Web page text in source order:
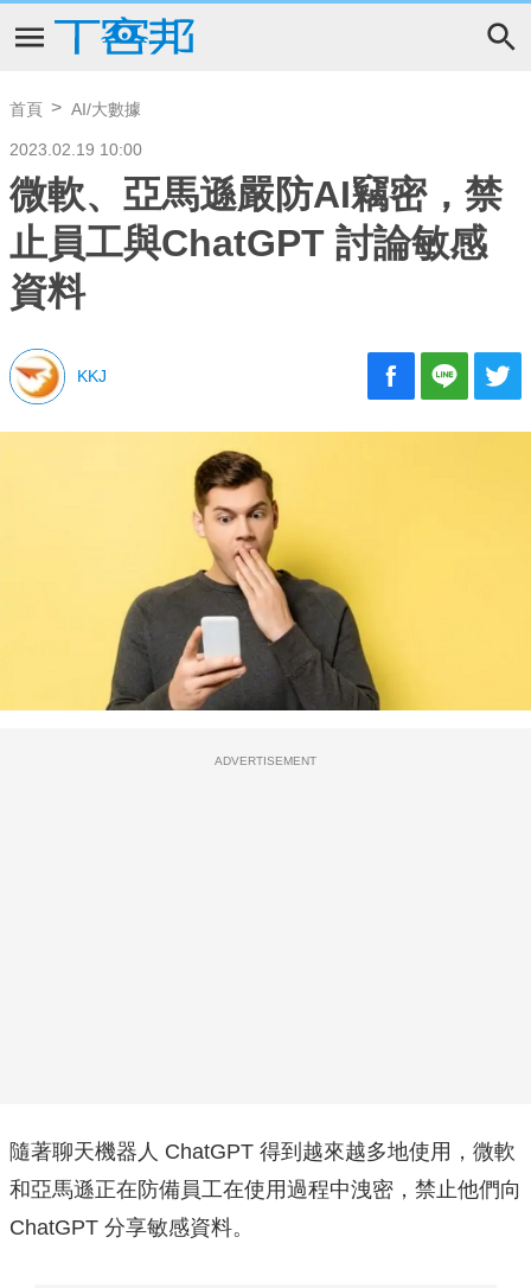
首頁 AI/大數據
2023.02.19 10:00
微軟、亞馬遜嚴防AI竊密，禁
止員工與ChatGPT 討論敏感
資料
KKJ
ADVERTISEMENT
隨著聊天機器人 ChatGPT 得到越來越多地使用，微軟
和亞馬遜正在防備員工在使用過程中洩密，禁止他們向
ChatGPT 分享敏感資料。